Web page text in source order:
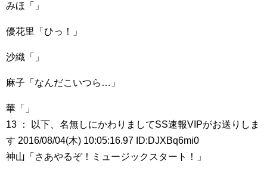
みほ「」
優花里「ひっ！」
沙織「」
麻子「なんだこいつら…」
華「」
13 ： 以下、名無しにかわりましてSS速報VIPがお送りしま
す 2016/08/04(木) 10:05:16.97 ID:DJXBq6mi0
神山「さあやるぞ！ミュージックスタート！」